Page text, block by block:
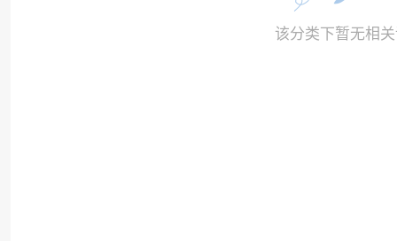
该分类下暂无相